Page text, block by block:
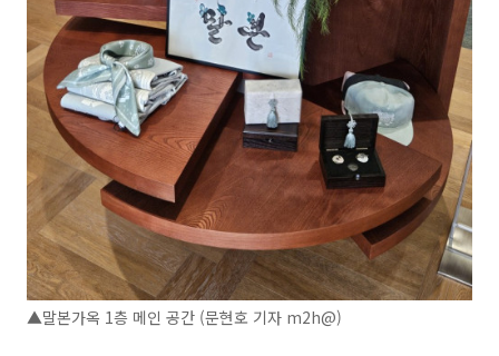
▲말본가옥 1층 메인 공간 (문현호 기자 m2h@)